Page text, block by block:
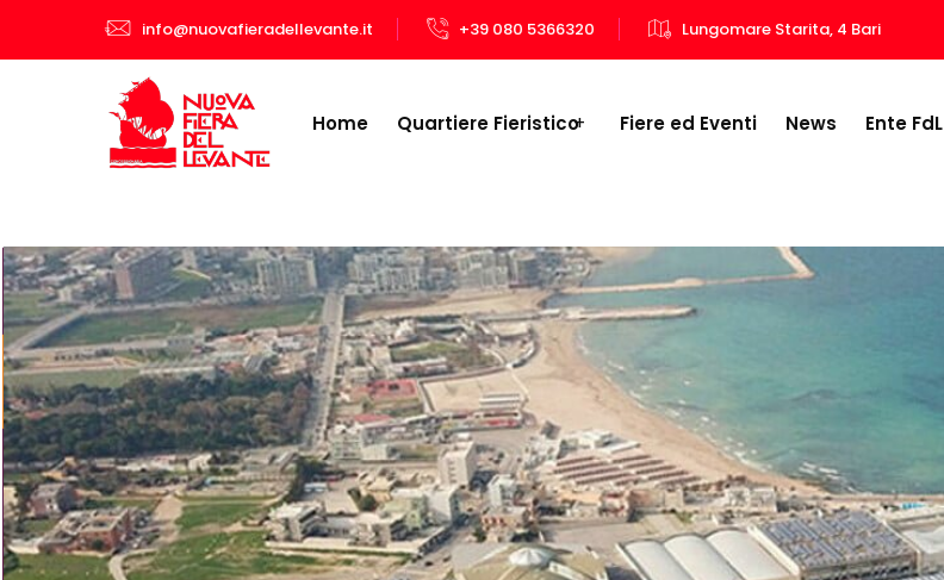
info@nuovafieradellevante.it +39 080 5366320 Lungomare Starita, 4 Bari
Home Quartiere Fieristico Fiere ed Eventi News Ente FdL